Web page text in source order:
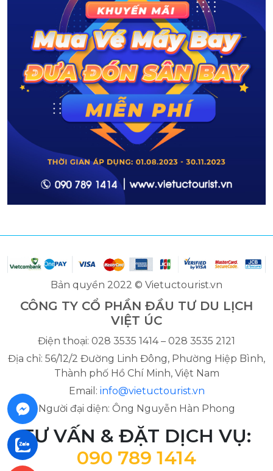
Bản quyền 2022 © Vietuctourist.vn
CÔNG TY CỔ PHẦN ĐẦU TƯ DU LỊCH
VIỆT ÚC
Điện thoại: 028 3535 1414 – 028 3535 2121
Địa chỉ: 56/12/2 Đường Linh Đông, Phường Hiệp Bình,
Thành phố Hồ Chí Minh, Việt Nam
Email: info@vietuctourist.vn
Người đại diện: Ông Nguyễn Hàn Phong
TƯ VẤN & ĐẶT DỊCH VỤ:
090 789 1414